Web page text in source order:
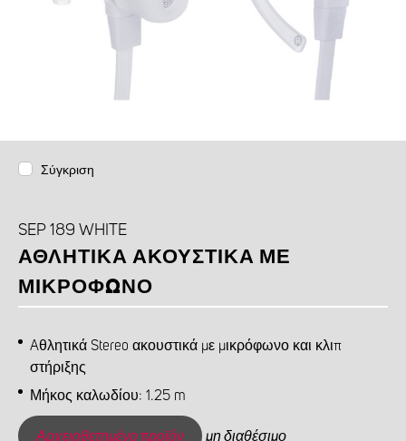
Σύγκριση
SEP 189 WHITE
ΑΘΛΗΤΙΚΆ ΑΚΟΥΣΤΙΚΆ ΜΕ
ΜΙΚΡΌΦΩΝΟ
Aθλητικά Stereo ακουστικά με μικρόφωνο και κλιπ
στήριξης
Μήκος καλωδίου: 1.25 m
Αρχειοθετημένο προϊόν μη διαθέσιμο